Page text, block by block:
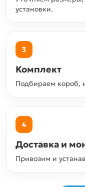
установки.
3
Комплект
Подбираем короб,
4
Доставка и
Привозим и